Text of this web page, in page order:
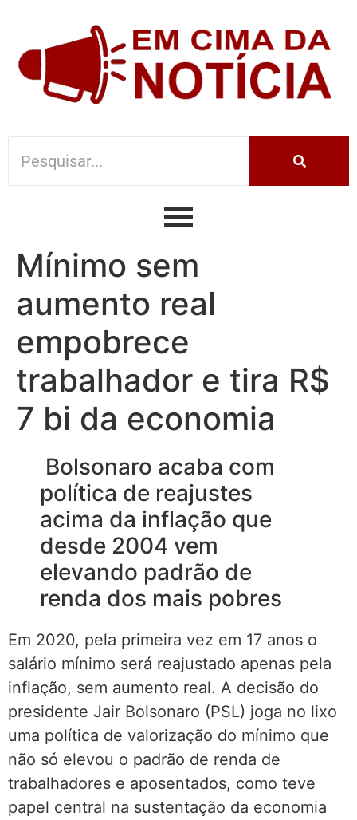
Mínimo sem
aumento real
empobrece
trabalhador e tira R$
7 bi da economia
Bolsonaro acaba com
política de reajustes
acima da inflação que
desde 2004 vem
elevando padrão de
renda dos mais pobres
Em 2020, pela primeira vez em 17 anos o
salário mínimo será reajustado apenas pela
inflação, sem aumento real. A decisão do
presidente Jair Bolsonaro (PSL) joga no lixo
uma política de valorização do mínimo que
não só elevou o padrão de renda de
trabalhadores e aposentados, como teve
papel central na sustentação da economia